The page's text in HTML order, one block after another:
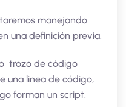
manejando
una definición previa.
trozo de código
una linea de código,
forman un script.